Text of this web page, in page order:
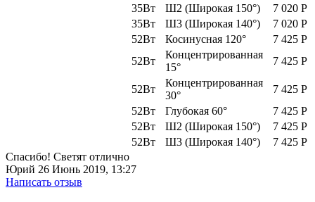
35Вт
Ш2 (Широкая 150°) 7 020 Р
35Вт
Ш3 (Широкая 140°) 7 020 Р
52Вт
Косинусная 120° 7 425 Р
52Вт
Концентрированная
15°
7 425 Р
52Вт
Концентрированная
30°
7 425 Р
52Вт
Глубокая 60° 7 425 Р
52Вт
Ш2 (Широкая 150°) 7 425 Р
52Вт
Ш3 (Широкая 140°) 7 425 Р
Спасибо! Светят отлично
Юрий 26 Июнь 2019, 13:27
Написать отзыв